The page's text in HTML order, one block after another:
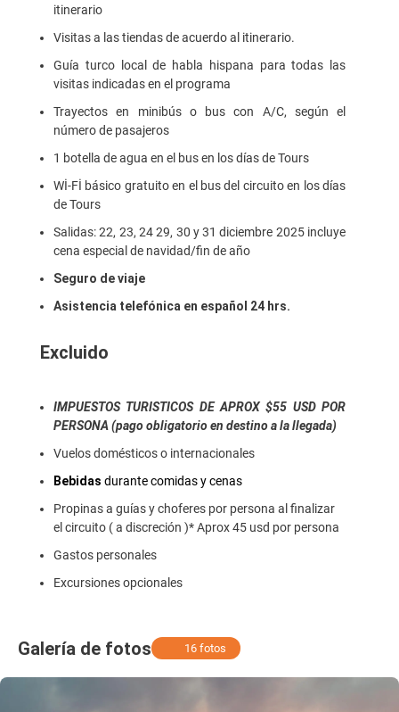
itinerario
Visitas a las tiendas de acuerdo al itinerario.
Guía turco local de habla hispana para todas las
visitas indicadas en el programa
Trayectos en minibús o bus con A/C, según el
número de pasajeros
1 botella de agua en el bus en los días de Tours
Wİ-Fİ básico gratuito en el bus del circuito en los días
de Tours
Salidas: 22, 23, 24 29, 30 y 31 diciembre 2025 incluye
cena especial de navidad/fin de año
Seguro de viaje
Asistencia telefónica en español 24 hrs.
Excluido
IMPUESTOS TURISTICOS DE APROX $55 USD POR
PERSONA (pago obligatorio en destino a la llegada)
Vuelos domésticos o internacionales
Bebidas durante comidas y cenas
Propinas a guías y choferes por persona al finalizar
el circuito ( a discreción )* Aprox 45 usd por persona
Gastos personales
Excursiones opcionales
Galería de fotos 16 fotos